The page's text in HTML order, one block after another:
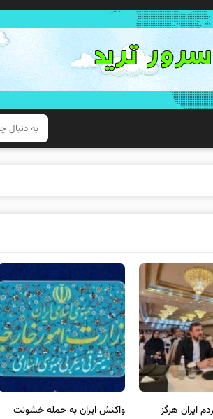
ایران هرگز
واکنش ایران به حمله خشونت